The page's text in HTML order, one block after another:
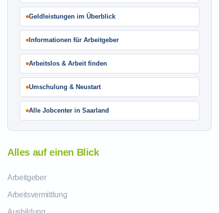
Geldleistungen im Überblick
Informationen für Arbeitgeber
Arbeitslos & Arbeit finden
Umschulung & Neustart
Alle Jobcenter in Saarland
Alles auf einen Blick
Arbeitgeber
Arbeitsvermittlung